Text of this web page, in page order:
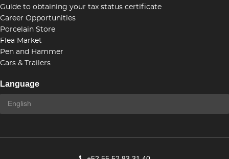
Guide to obtaining your tax status certificate
Career Opportunities
Porcelain Store
Flea Market
Pen and Hammer
Cars & Trailers
Language